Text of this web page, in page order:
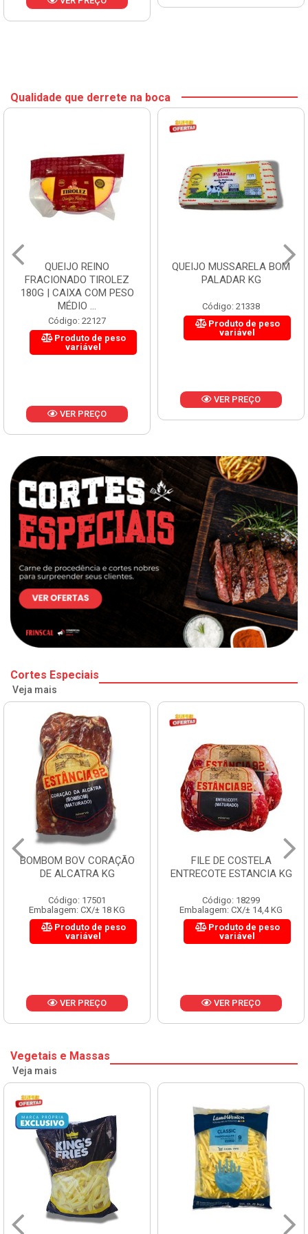
Qualidade que derrete na boca
QUEIJO REINO
FRACIONADO TIROLEZ
180G | CAIXA COM PESO
MÉDIO ...
Código: 22127
Produto de peso
variável
VER PREÇO
QUEIJO MUSSARELA BOM
PALADAR KG
Código: 21338
Produto de peso
variável
VER PREÇO
Cortes Especiais
Veja mais
BOMBOM BOV CORAÇÃO
DE ALCATRA KG
Código: 17501
Embalagem: CX/± 18 KG
Produto de peso
variável
VER PREÇO
FILE DE COSTELA
ENTRECOTE ESTANCIA KG
Código: 18299
Embalagem: CX/± 14,4 KG
Produto de peso
variável
VER PREÇO
Vegetais e Massas
Veja mais